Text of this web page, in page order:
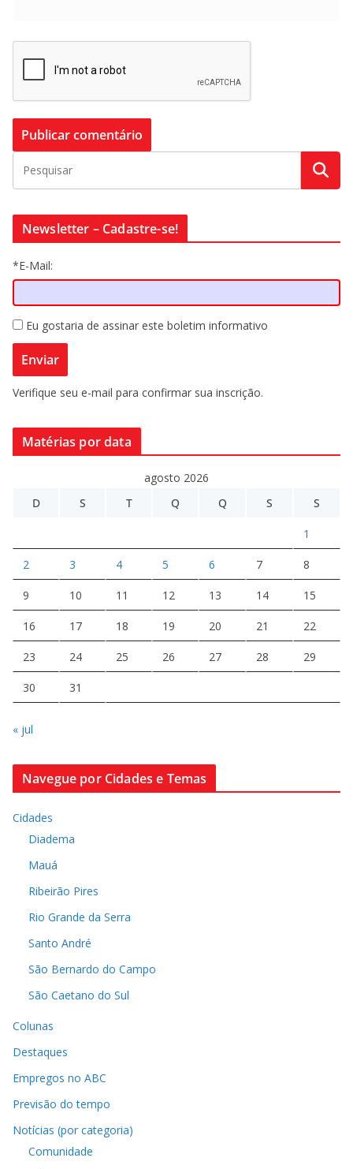
Newsletter – Cadastre-se!
*E-Mail:
Eu gostaria de assinar este boletim informativo
Verifique seu e-mail para confirmar sua inscrição.
Matérias por data
agosto 2026
D
S T Q Q S S
1
2 3 4 5 6 7 8
9 10 11 12 13 14 15
16 17 18 19 20 21 22
23 24 25 26 27 28 29
30 31
« jul
Navegue por Cidades e Temas
Cidades
Diadema
Mauá
Ribeirão Pires
Rio Grande da Serra
Santo André
São Bernardo do Campo
São Caetano do Sul
Colunas
Destaques
Empregos no ABC
Previsão do tempo
Notícias (por categoria)
Comunidade